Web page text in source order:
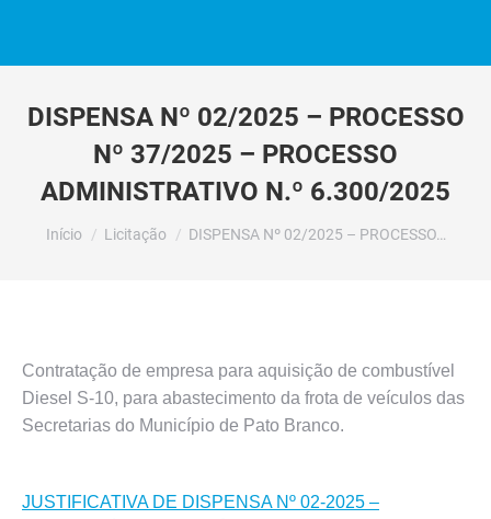
DISPENSA Nº 02/2025 – PROCESSO
Nº 37/2025 – PROCESSO
ADMINISTRATIVO N.º 6.300/2025
Você está aqui:
Início Licitação DISPENSA Nº 02/2025 – PROCESSO…
Contratação de empresa para aquisição de combustível
Diesel S-10, para abastecimento da frota de veículos das
Secretarias do Município de Pato Branco.
JUSTIFICATIVA DE DISPENSA Nº 02-2025 –